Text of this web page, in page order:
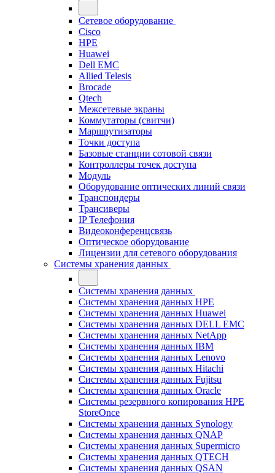
Сетевое оборудование
Cisco
HPE
Huawei
Dell EMC
Allied Telesis
Brocade
Qtech
Межсетевые экраны
Коммутаторы (свитчи)
Маршрутизаторы
Точки доступа
Базовые станции сотовой связи
Контроллеры точек доступа
Модуль
Оборудование оптических линий связи
Транспондеры
Трансиверы
IP Телефония
Видеоконференцсвязь
Оптическое оборудование
Лицензии для сетевого оборудования
Системы хранения данных
Системы хранения данных
Системы хранения данных HPE
Системы хранения данных Huawei
Системы хранения данных DELL EMC
Cистемы хранения данных NetApp
Системы хранения данных IBM
Системы хранения данных Lenovo
Системы хранения данных Hitachi
Системы хранения данных Fujitsu
Системы хранения данных Oracle
Системы резервного копирования HPE
StoreOnce
Системы хранения данных Synology
Системы хранения данных QNAP
Системы хранения данных Supermicro
Системы хранения данных QTECH
Системы хранения данных QSAN